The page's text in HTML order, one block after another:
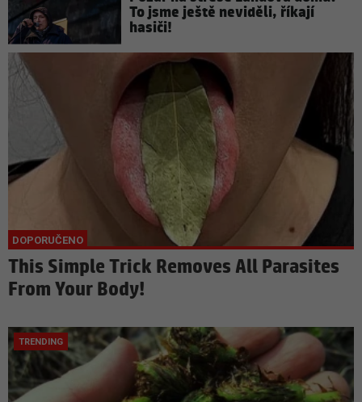
To jsme ještě neviděli, říkají
hasiči!
This Simple Trick Removes All Parasites
From Your Body!